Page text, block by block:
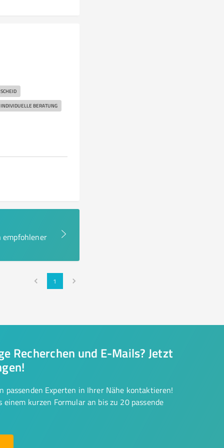
INDIVIDUELLE BERATUNG
empfohlener
1
Recherchen und E-Mails? Jetzt
passenden Experten in Ihrer Nähe kontaktieren!
kurzen Formular an bis zu 20 passende